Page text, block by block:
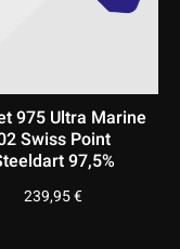
975 Ultra Marine
Swiss Point
97,5%
239,95€